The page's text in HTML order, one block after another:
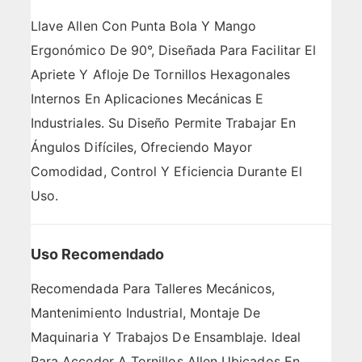
Llave Allen Con Punta Bola Y Mango
Ergonómico De 90°, Diseñada Para Facilitar El
Apriete Y Afloje De Tornillos Hexagonales
Internos En Aplicaciones Mecánicas E
Industriales. Su Diseño Permite Trabajar En
Ángulos Difíciles, Ofreciendo Mayor
Comodidad, Control Y Eficiencia Durante El
Uso.
Uso Recomendado
Recomendada Para Talleres Mecánicos,
Mantenimiento Industrial, Montaje De
Maquinaria Y Trabajos De Ensamblaje. Ideal